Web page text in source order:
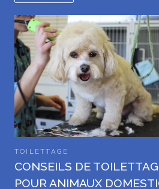
TOILETTAGE
CONSEILS DE
POUR ANIMAUX